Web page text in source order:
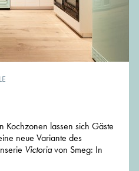
Kochzonen lassen sich Gäste
neue Variante des
Victoriavon Smeg: In